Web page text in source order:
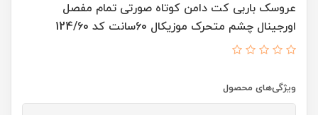
عروسک باربی کت دامن کوتاه صورتی تمام مفصل
اورجینال چشم متحرک موزیکال 60سانت کد 124/60
ویژگی‌های محصول